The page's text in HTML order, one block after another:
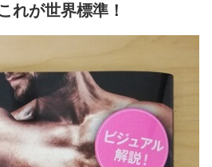
れが世界標準！